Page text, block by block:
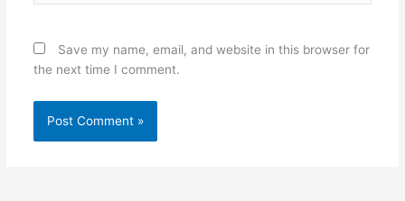
Save my name, email, and website in this browser for
the next time I comment.